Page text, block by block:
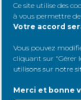
Ce site utilise des
à vous permettre
Votre accord
Vous pouvez
cliquant sur "Gérer
utilisons sur notre
Merci et bonne